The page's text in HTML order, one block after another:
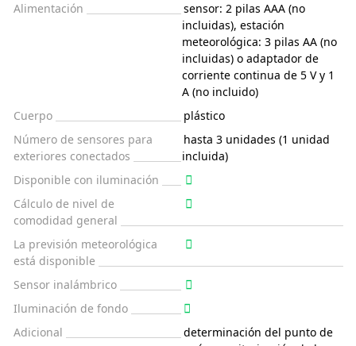
Alimentación
sensor: 2 pilas AAA (no
incluidas), estación
meteorológica: 3 pilas AA (no
incluidas) o adaptador de
corriente continua de 5 V y 1
A (no incluido)
Cuerpo
plástico
Número de sensores para
exteriores conectados
hasta 3 unidades (1 unidad
incluida)
Disponible con iluminación
Cálculo de nivel de
comodidad general
La previsión meteorológica
está disponible
Sensor inalámbrico
Iluminación de fondo
Adicional
determinación del punto de